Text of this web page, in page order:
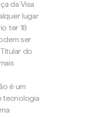
da Visa
lugar
ter 18
ser
do
é um
tecnologia